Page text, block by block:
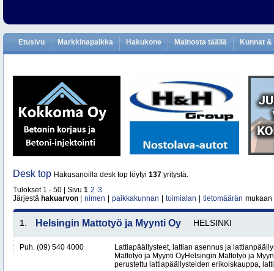
Etusivu Markkinapaikka Hakukone Mainosta täällä Kunnat
Desk top Hakusanoilla desk top löytyi 137 yritystä.
Tulokset 1 - 50 | Sivu 1 2 3
Järjestä hakuarvon nimen paikkakunnan toimialan tietomäärän mukaan
1. Helsingin Mattotyö ja Myynti Oy HELSINKI
Puh. (09) 540 4000
Lattiapäällysteet, lattian asennus ja
Mattotyö ja Myynti OyHelsingin Mattotyö ja
perustettu lattiapäällysteiden erikoiskauppa,